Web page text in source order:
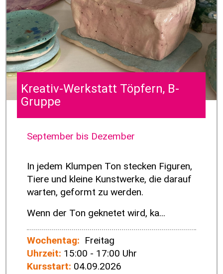
Kreativ-Werkstatt Töpfern, B-
Gruppe
September bis Dezember
In jedem Klumpen Ton stecken Figuren,
Tiere und kleine Kunstwerke, die darauf
warten, geformt zu werden.
Wenn der Ton geknetet wird, ka...
Wochentag: Freitag
Uhrzeit: 15:00 - 17:00 Uhr
Kursstart: 04.09.2026